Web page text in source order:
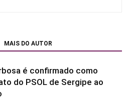
MAIS DO AUTOR
é confirmado como
do PSOL de Sergipe ao